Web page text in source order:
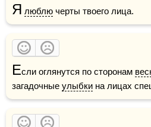
Я люблю черты твоего лица.
Если оглянутся по сторонам
загадочные улыбки на лицах